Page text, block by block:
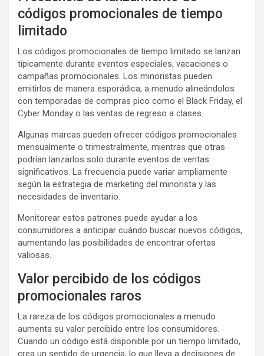
códigos promocionales de tiempo
limitado
Los códigos promocionales de tiempo limitado se lanzan
típicamente durante eventos especiales, vacaciones o
campañas promocionales. Los minoristas pueden
emitirlos de manera esporádica, a menudo alineándolos
con temporadas de compras pico como el Black Friday, el
Cyber Monday o las ventas de regreso a clases.
Algunas marcas pueden ofrecer códigos promocionales
mensualmente o trimestralmente, mientras que otras
podrían lanzarlos solo durante eventos de ventas
significativos. La frecuencia puede variar ampliamente
según la estrategia de marketing del minorista y las
necesidades de inventario.
Monitorear estos patrones puede ayudar a los
consumidores a anticipar cuándo buscar nuevos códigos,
aumentando las posibilidades de encontrar ofertas
valiosas.
Valor percibido de los códigos
promocionales raros
La rareza de los códigos promocionales a menudo
aumenta su valor percibido entre los consumidores.
Cuando un código está disponible por un tiempo limitado,
crea un sentido de urgencia, lo que lleva a decisiones de